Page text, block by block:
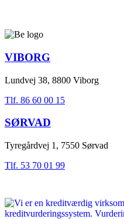
VIBORG
Lundvej 38, 8800 Viborg
Tlf. 86 60 00 15
SØRVAD
Tyregårdvej 1, 7550 Sørvad
Tlf. 53 70 01 99